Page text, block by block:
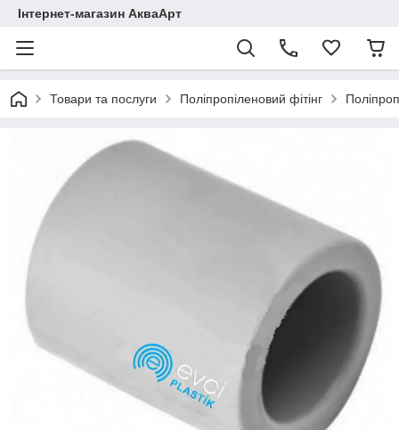
Інтернет-магазин АкваАрт
Товари та послуги Поліпропіленовий фітінг